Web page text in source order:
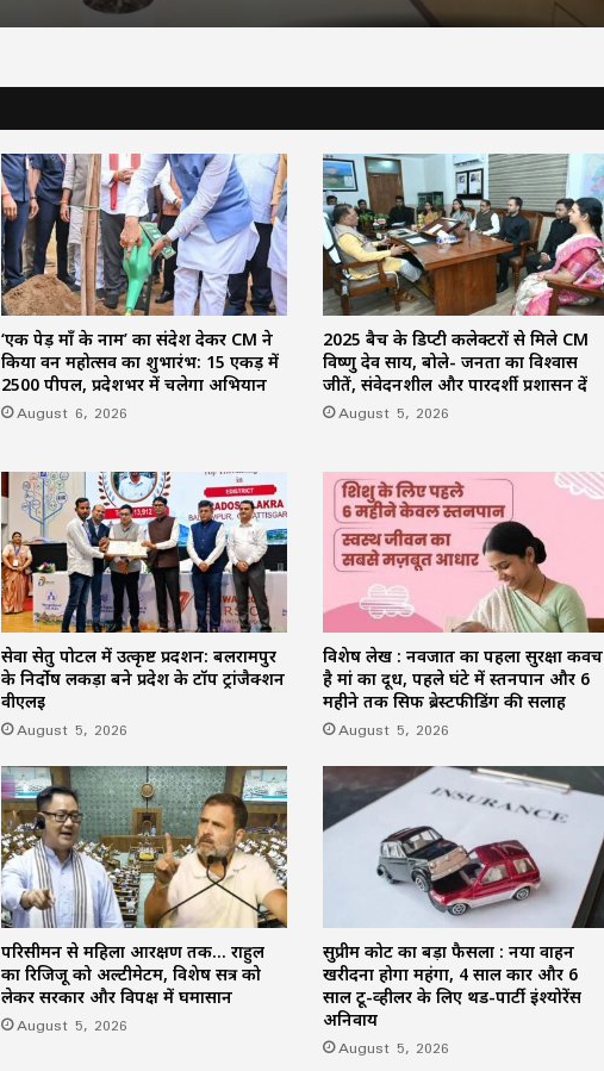
ट्रांजिशन पर फोकस
ओवररेटिंग मामले में दो आबकारी उप निरीक्षक
निलंबित
CG कैबिनेट का बड़ा फैसला: मुंगेली में बनेगा
BEML का पहला हैवी इक्विपमेंट प्लांट, 79.70
एकड़ जमीन आवंटित
PESA और FRA पर सरकार सख्त: पहली टास्क
फोर्स बैठक में CM विष्णु देव साय ने दिए प्रभावी
क्रियान्वयन के निर्देश
लंबे इंतजार के बाद उत्कृष्ट खिलाड़ियों की सूची
जारी : 20 खेलों के 156 नाम राजपत्र में
प्रकाशित, नौकरी की उम्मीद बढ़ी
‘एक पेड़ माँ के नाम’ का संदेश देकर CM ने
किया वन महोत्सव का शुभारंभ: 15 एकड़ में
2500 पीपल, प्रदेशभर में चलेगा अभियान
August 6, 2026
2025 बैच के डिप्टी कलेक्टरों से मिले CM
विष्णु देव साय, बोले- जनता का विश्वास
जीतें, संवेदनशील और पारदर्शी प्रशासन दें
August 5, 2026
सेवा सेतु पोर्टल में उत्कृष्ट प्रदर्शन: बलरामपुर
के निर्दोष लकड़ा बने प्रदेश के टॉप ट्रांजैक्शन
वीएलई
August 5, 2026
विशेष लेख : नवजात का पहला सुरक्षा कवच
है मां का दूध, पहले घंटे में स्तनपान और 6
महीने तक सिर्फ ब्रेस्टफीडिंग की सलाह
August 5, 2026
परिसीमन से महिला आरक्षण तक… राहुल
का रिजिजू को अल्टीमेटम, विशेष सत्र को
लेकर सरकार और विपक्ष में घमासान
August 5, 2026
सुप्रीम कोर्ट का बड़ा फैसला : नया वाहन
खरीदना होगा महंगा, 4 साल कार और 6
साल टू-व्हीलर के लिए थर्ड-पार्टी इंश्योरेंस
अनिवार्य
August 5, 2026